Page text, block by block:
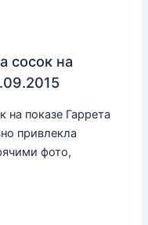
сосок на
на показе Гаррета
привлекла
фото,